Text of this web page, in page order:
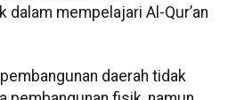
dalam mempelajari Al-Qur’an
daerah tidak